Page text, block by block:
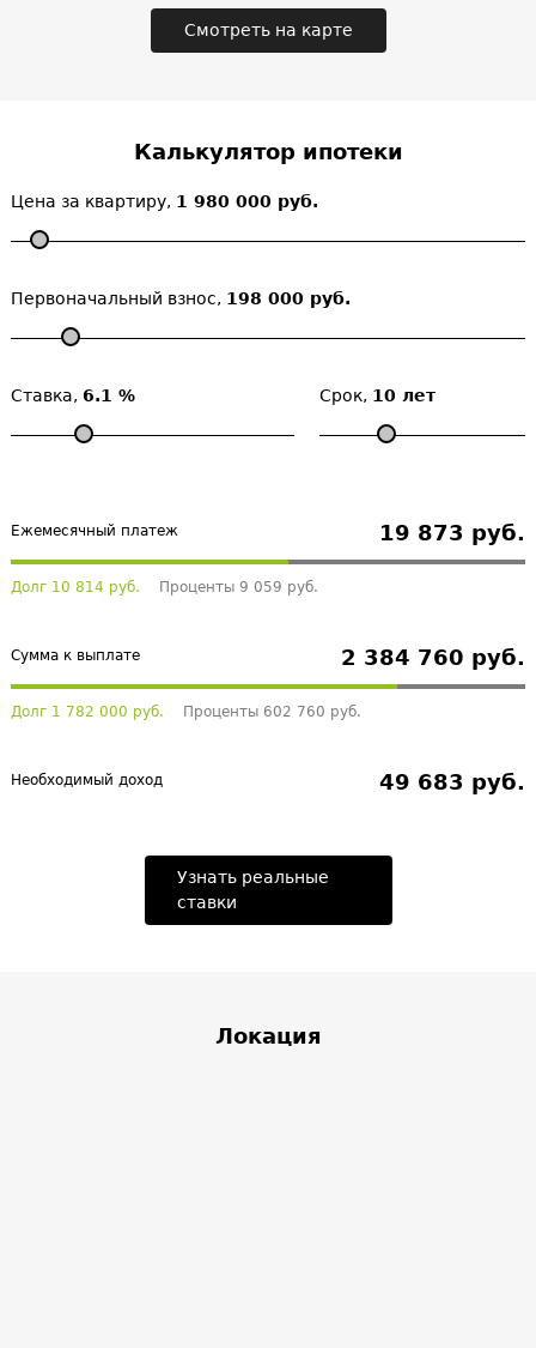
Смотреть на карте
Калькулятор ипотеки
Цена за квартиру, 1 980 000 руб.
Первоначальный взнос, 198 000 руб.
Ставка, 6.1 % Срок, 10 лет
Ежемесячный платеж 19 873 руб.
Долг 10 814 руб. Проценты 9 059 руб.
Сумма к выплате 2 384 760 руб.
Долг 1 782 000 руб. Проценты 602 760 руб.
Необходимый доход 49 683 руб.
Узнать реальные
ставки
Локация